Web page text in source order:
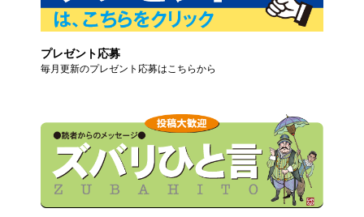
プレゼント応募
毎月更新のプレゼント応募はこちらから